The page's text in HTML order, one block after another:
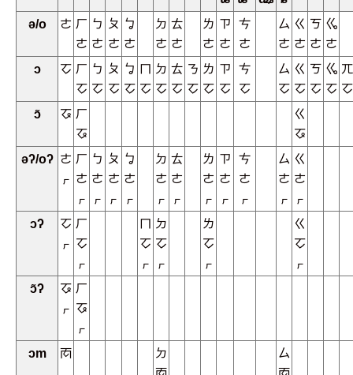
ə/o
ㄜ ㄏ
ㄜ
ㄅ
ㄜ
ㄆ
ㄜ
ㆠ
ㄜ
ㄉ
ㄜ
ㄊ
ㄜ
ㄌ
ㄜ
ㄗ
ㄜ
ㄘ
ㄜ
ㄙ
ㄜ
ㄍ
ㄜ
ㄎ
ㄜ
ㆣ
ㄜ
ɔ
ㆦ ㄏ
ㆦ
ㄅ
ㆦ
ㄆ
ㆦ
ㆠ
ㆦ
ㄇ
ㆦ
ㄉ
ㆦ
ㄊ
ㆦ
ㄋ
ㆦ
ㄌ
ㆦ
ㄗ
ㆦ
ㄘ
ㆦ
ㄙ
ㆦ
ㄍ
ㆦ
ㄎ
ㆦ
ㆣ
ㆦ
ㄫ
ㆦ
ɔ̃
ㆧ ㄏ
ㆧ
ㄍ
ㆧ
əʔ/oʔ ㄜ
ㆷ
ㄏ
ㄜ
ㆷ
ㄅ
ㄜ
ㆷ
ㄆ
ㄜ
ㆷ
ㆠ
ㄜ
ㆷ
ㄉ
ㄜ
ㆷ
ㄊ
ㄜ
ㆷ
ㄌ
ㄜ
ㆷ
ㄗ
ㄜ
ㆷ
ㄘ
ㄜ
ㆷ
ㄙ
ㄜ
ㆷ
ㄍ
ㄜ
ㆷ
ɔʔ
ㆦ
ㆷ
ㄏ
ㆦ
ㆷ
ㄇ
ㆦ
ㆷ
ㄉ
ㆦ
ㆷ
ㄌ
ㆦ
ㆷ
ㄍ
ㆦ
ㆷ
ɔ̃ʔ
ㆧ
ㆷ
ㄏ
ㆧ
ㆷ
ɔm
ㆱ
ㄉ
ㄙ